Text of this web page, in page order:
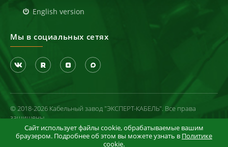
English version
Мы в социальных сетях
© 2018-2026 Кабельный завод "ЭКСПЕРТ-КАБЕЛЬ". Все права
защищены
Политика конфиденциальности
Сайт использует файлы cookie, обрабатываемые вашим
браузером. Подробнее об этом вы можете узнать в Политике
cookie.